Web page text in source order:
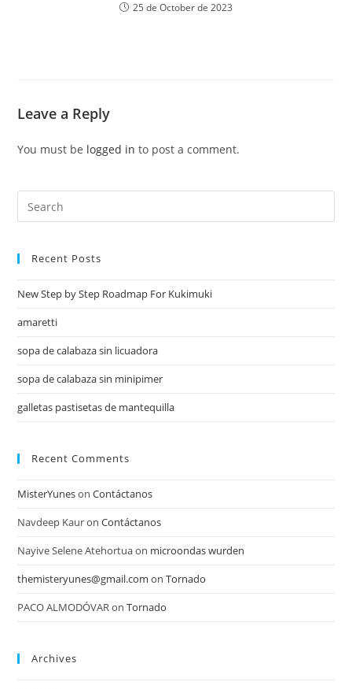
25 de October de 2023
Leave a Reply
You must be logged in to post a comment.
Recent Posts
New Step by Step Roadmap For Kukimuki
amaretti
sopa de calabaza sin licuadora
sopa de calabaza sin minipimer
galletas pastisetas de mantequilla
Recent Comments
MisterYunesonContáctanos
Navdeep KauronContáctanos
Nayive Selene Atehortuaon microondas wurden
themisteryunes@gmail.com onTornado
PACO ALMODÓVARonTornado
Archives